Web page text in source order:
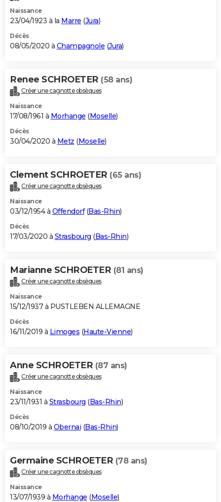
Naissance
23/04/1923 à la Marre (Jura)
Décès
08/05/2020 à Champagnole (Jura)
Renee SCHROETER (58 ans)
Créer une cagnotte obsèques
Naissance
17/08/1961 à Morhange (Moselle)
Décès
30/04/2020 à Metz (Moselle)
Clement SCHROETER (65 ans)
Créer une cagnotte obsèques
Naissance
03/12/1954 à Offendorf(Bas-Rhin)
Décès
17/03/2020 à Strasbourg (Bas-Rhin)
Marianne SCHROETER (81 ans)
Créer une cagnotte obsèques
Naissance
15/12/1937 à PUSTLEBEN ALLEMAGNE
Décès
16/11/2019 à Limoges (Haute-Vienne)
Anne SCHROETER (87 ans)
Créer une cagnotte obsèques
Naissance
23/11/1931 à Strasbourg (Bas-Rhin)
Décès
08/10/2019 à Obernai (Bas-Rhin)
Germaine SCHROETER (78 ans)
Créer une cagnotte obsèques
Naissance
13/07/1939 à Morhange (Moselle)